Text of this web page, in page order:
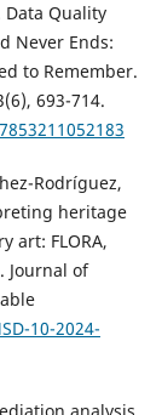
Data Quality
Never Ends:
to Remember.
693-714.
Rodríguez,
heritage
art: FLORA,
Journal of
10-2024-